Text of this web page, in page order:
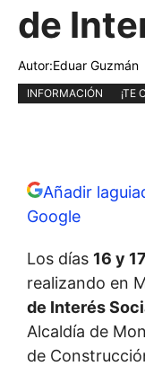
de
Autor:Eduar Guzmán
INFORMACIÓN ¡TE
Añadir
Google
Los días 16 y
realizando en
de Interés
Alcaldía de
de